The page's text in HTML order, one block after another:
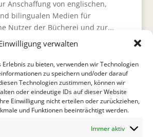
verwalten
zu bieten, verwenden wir Technologien
zu speichern und/oder darauf
Technologien zustimmen, können wir
oder eindeutige IDs auf dieser Website
Einwilligung nicht erteilen oder zurückziehen,
und Funktionen beeinträchtigt werden.
Immer aktiv
Anschaffung von englischen,
bilingualen Medien für
Nutzer der Bücherei und zur...
bei der Durchführung eines
im Rahmen des Projektes
in Bad...
Flüchtlingsfonds
der Bürgerstiftung wurde